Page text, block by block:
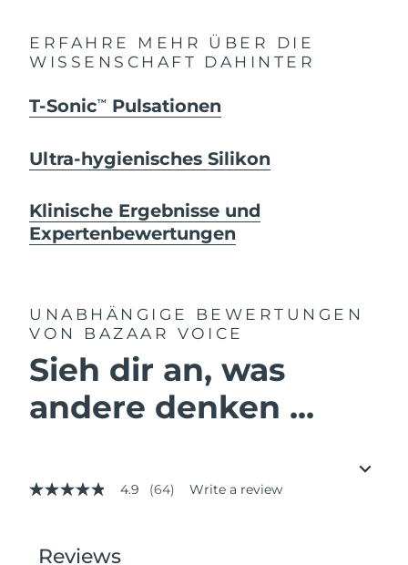
ERFAHRE MEHR ÜBER DIE
WISSENSCHAFT DAHINTER
T-SonicTM Pulsationen
Ultra-hygienisches Silikon
Klinische Ergebnisse und
Expertenbewertungen
UNABHÄNGIGE BEWERTUNGEN
VON BAZAAR VOICE
Sieh dir an, was
andere denken ...
4.9
stars,
4.9 (64) Write a review